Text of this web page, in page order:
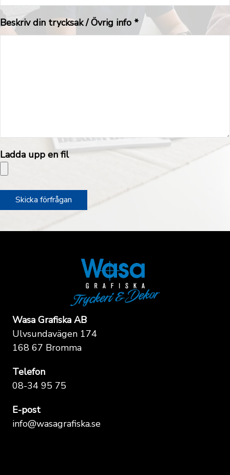
Beskriv din trycksak / Övrig info *
Ladda upp en fil
Wasa Grafiska AB
Ulvsundavägen 174
168 67 Bromma
Telefon
08-34 95 75
E-post
info@wasagrafiska.se